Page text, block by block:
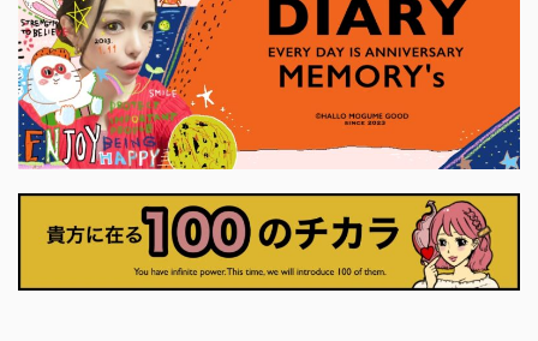
育ててきた意志は、 ここで初めて、
の世界に触れはじめます。 それは大
な行動でなくてもかまいません。 小
く ...
に確かめている状
に決断しなくてい
くていい。 ...